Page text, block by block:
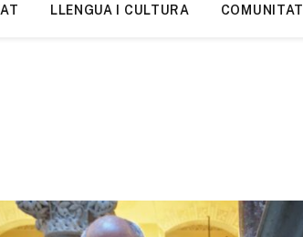
LLENGUA I CULTURA COMUNITAT